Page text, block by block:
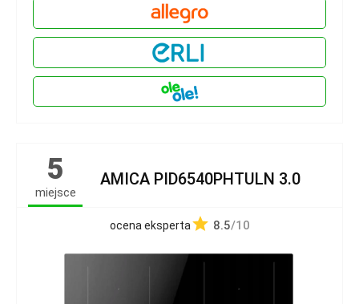
5
miejsce
AMICA PID6540PHTULN 3.0
ocena eksperta 8.5/10